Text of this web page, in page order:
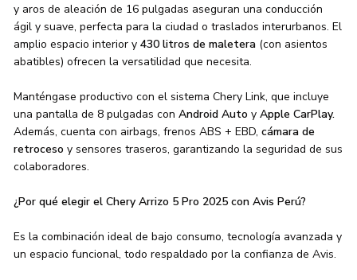
y aros de aleación de 16 pulgadas aseguran una conducción
ágil y suave, perfecta para la ciudad o traslados interurbanos. El
amplio espacio interior y430 litros de maletera (con asientos
abatibles) ofrecen la versatilidad que necesita.
Manténgase productivo con el sistema Chery Link, que incluye
una pantalla de 8 pulgadas conAndroid Auto yApple CarPlay.
Además, cuenta con airbags, frenos ABS + EBD,cámara de
retroceso y sensores traseros, garantizando la seguridad de sus
colaboradores.
¿Por qué elegir el Chery Arrizo 5 Pro 2025 con Avis Perú?
Es la combinación ideal de bajo consumo, tecnología avanzada y
un espacio funcional, todo respaldado por la confianza de Avis.